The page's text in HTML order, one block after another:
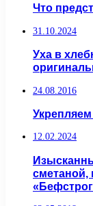
Что
31.10.2024
Уха в
24.08.2016
12.02.2024
сметаной,